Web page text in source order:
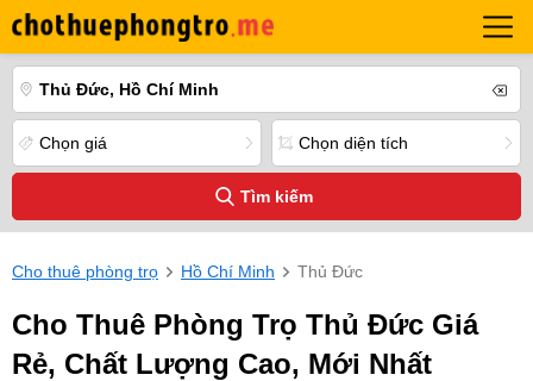
Thủ Đức, Hồ Chí Minh
Chọn giá Chọn diện tích
Tìm kiếm
Cho thuê phòng trọ Hồ Chí Minh Thủ Đức
Cho Thuê Phòng Trọ Thủ Đức Giá
Rẻ, Chất Lượng Cao, Mới Nhất